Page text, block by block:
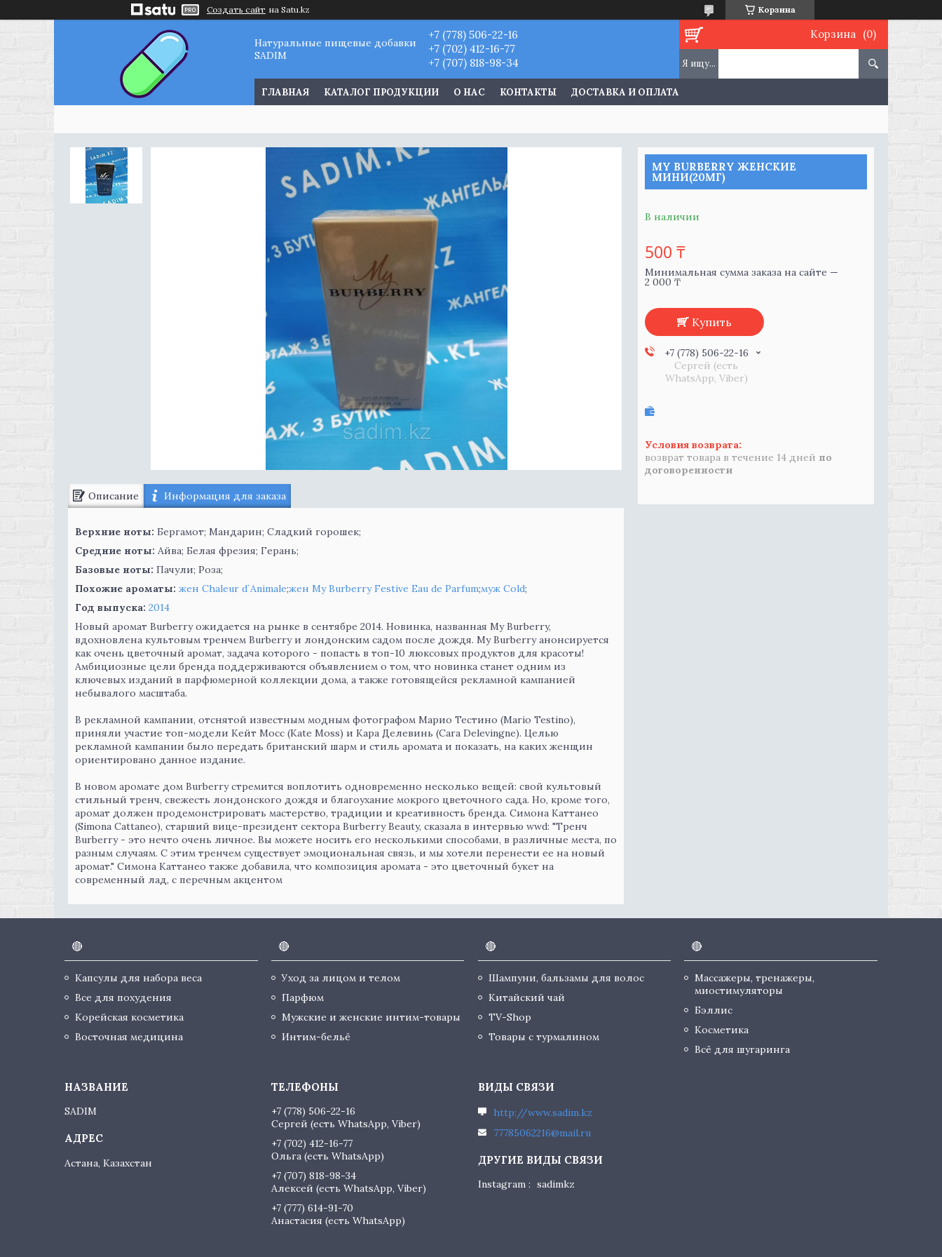
Создать сайт на Satu.kz Корзина
Натуральные пищевые добавки
SADIM
+7 (778) 506-22-16
+7 (702) 412-16-77
+7 (707) 818-98-34
Корзина
ГЛАВНАЯ КАТАЛОГ ПРОДУКЦИИ О НАС КОНТАКТЫ ДОСТАВКА И ОПЛАТА
Описание Информация для заказа
Верхние ноты: Бергамот; Мандарин; Сладкий горошек;
Средние ноты: Айва; Белая фрезия; Герань;
Базовые ноты: Пачули; Роза;
Похожие ароматы: жен Chaleur d`Animale;жен My Burberry Festive Eau de Parfum;муж Cold;
Год выпуска: 2014
Новый аромат Burberry ожидается на рынке в сентябре 2014. Новинка, названная My Burberry,
вдохновлена культовым тренчем Burberry и лондонским садом после дождя. My Burberry анонсируется
как очень цветочный аромат, задача которого - попасть в топ-10 люксовых продуктов для красоты!
Амбициозные цели бренда поддерживаются объявлением о том, что новинка станет одним из
ключевых изданий в парфюмерной коллекции дома, а также готовящейся рекламной кампанией
небывалого масштаба.
В рекламной кампании, отснятой известным модным фотографом Марио Тестино (Mario Testino),
приняли участие топ-модели Кейт Мосс (Kate Moss) и Кара Делевинь (Cara Delevingne). Целью
рекламной кампании было передать британский шарм и стиль аромата и показать, на каких женщин
ориентировано данное издание.
В новом аромате дом Burberry стремится воплотить одновременно несколько вещей: свой культовый
стильный тренч, свежесть лондонского дождя и благоухание мокрого цветочного сада. Но, кроме того,
аромат должен продемонстрировать мастерство, традиции и креативность бренда. Симона Каттанео
(Simona Cattaneo), старший вице-президент сектора Burberry Beauty, сказала в интервью wwd: "Тренч
Burberry - это нечто очень личное. Вы можете носить его несколькими способами, в различные места, по
разным случаям. С этим тренчем существует эмоциональная связь, и мы хотели перенести ее на новый
аромат." Симона Каттанео также добавила, что композиция аромата - это цветочный букет на
современный лад, с перечным акцентом
MY BURBERRY ЖЕНСКИЕ
МИНИ(20МГ)
В наличии
500 ₸
Минимальная сумма заказа на сайте —
2 000 ₸
Купить
+7 (778) 506-22-16
Сергей (есть
WhatsApp, Viber)
возврат товара в течение 14 дней по
договоренности
🔴
Капсулы для набора веса
Все для похудения
Корейская косметика
Восточная медицина
🔴
Уход за лицом и телом
Парфюм
Мужские и женские интим-товары
Интим-бельё
🔴
Шампуни, бальзамы для волос
Китайский чай
TV-Shop
Товары с турмалином
🔴
Массажеры, тренажеры,
миостимуляторы
Бэллис
Косметика
Всё для шугаринга
SADIM
Астана, Казахстан
+7 (778) 506-22-16
Сергей (есть WhatsApp, Viber)
+7 (702) 412-16-77
Ольга (есть WhatsApp)
+7 (707) 818-98-34
Алексей (есть WhatsApp, Viber)
+7 (777) 614-91-70
Анастасия (есть WhatsApp)
http://www.sadim.kz
77785062216@mail.ru
Instagram sadimkz